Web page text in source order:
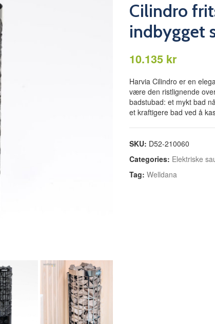
Cilindro
indbygget
kr
Harvia Cilindro er en
være den ristlignende
badstubad: et mykt bad
et kraftigere bad ved å
SKU: D52-210060
Categories: Elektriske
Tag: Welldana